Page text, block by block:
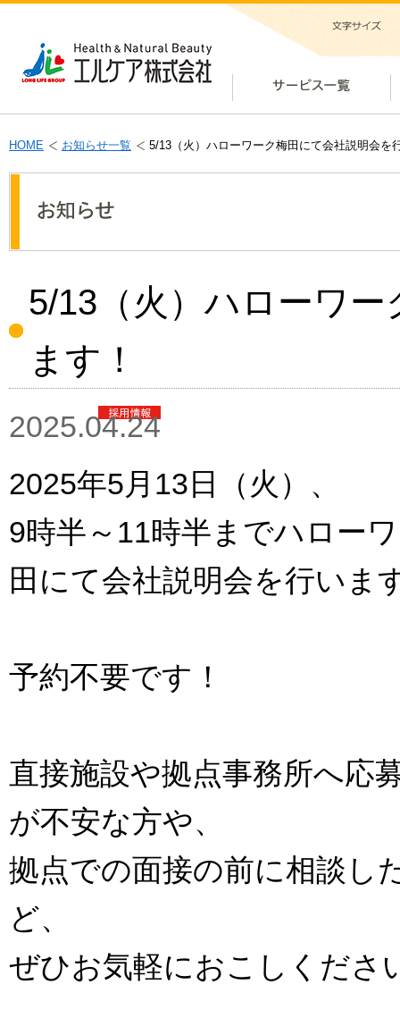
HOME お知らせ一覧 5/13（火）ハローワーク梅田にて会社説明会を
5/13（火）ハローワ
ます！
2025.04.24
2025年5月13日（火）、
9時半～11時半までハロー
田にて会社説明会を行いま
予約不要です！
直接施設や拠点事務所へ応
が不安な方や、
拠点での面接の前に相談し
ど、
ぜひお気軽におこしくださ